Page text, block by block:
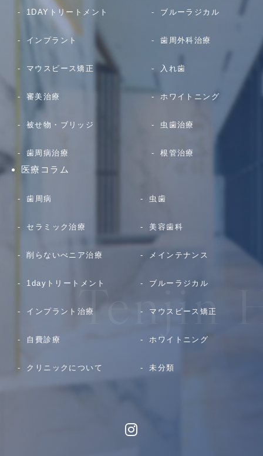
1DAYトリートメント ブルーラジカル
インプラント 歯周外科治療
マウスピース矯正 入れ歯
審美治療 ホワイトニング
被せ物・ブリッジ 虫歯治療
歯周病治療 根管治療
医療コラム
歯周病 虫歯
セラミック治療 美容歯科
削らないべニア治療 メインテナンス
1dayトリートメント ブルーラジカル
インプラント治療 マウスピース矯正
自費診療 ホワイトニング
クリニックについて 未分類